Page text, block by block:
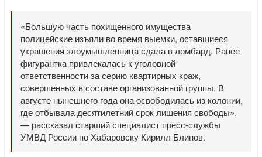
«Большую часть похищенного имущества
полицейские изъяли во время выемки, оставшиеся
украшения злоумышленница сдала в ломбард. Ранее
фигурантка привлекалась к уголовной
ответственности за серию квартирных краж,
совершенных в составе организованной группы. В
августе нынешнего года она освободилась из колонии,
где отбывала десятилетний срок лишения свободы»,
— рассказал старший специалист пресс-службы
УМВД России по Хабаровску Кирилл Блинов.